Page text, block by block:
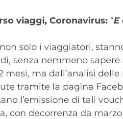
viaggi, Coronavirus: “E
solo i viaggiatori,
senza nemmeno
mesi, ma dall’analisi
tramite la pagina
l’emissione di tali
con decorrenza da